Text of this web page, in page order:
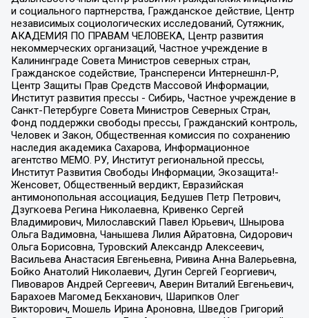
и социального партнерства, Гражданское действие, Центр
независимых социологических исследований, Сутяжник,
АКАДЕМИЯ ПО ПРАВАМ ЧЕЛОВЕКА, Центр развития
некоммерческих организаций, Частное учреждение в
Калининграде Совета Министров северных стран,
Гражданское содействие, Трансперенси Интернешнл-Р,
Центр Защиты Прав Средств Массовой Информации,
Институт развития прессы - Сибирь, Частное учреждение в
Санкт-Петербурге Совета Министров Северных Стран,
Фонд поддержки свободы прессы, Гражданский контроль,
Человек и Закон, Общественная комиссия по сохранению
наследия академика Сахарова, Информационное
агентство МЕМО. РУ, Институт региональной прессы,
Институт Развития Свободы Информации, Экозащита!-
Женсовет, Общественный вердикт, Евразийская
антимонопольная ассоциация, Бедушев Петр Петрович,
Дзугкоева Регина Николаевна, Кривенко Сергей
Владимирович, Милославский Павел Юрьевич, Шнырова
Ольга Вадимовна, Чанышева Лилия Айратовна, Сидорович
Ольга Борисовна, Туровский Александр Алексеевич,
Васильева Анастасия Евгеньевна, Ривина Анна Валерьевна,
Бойко Анатолий Николаевич, Дугин Сергей Георгиевич,
Пивоваров Андрей Сергеевич, Аверин Виталий Евгеньевич,
Барахоев Магомед Бекханович, Шарипков Олег
Викторович, Мошель Ирина Ароновна, Шведов Григорий